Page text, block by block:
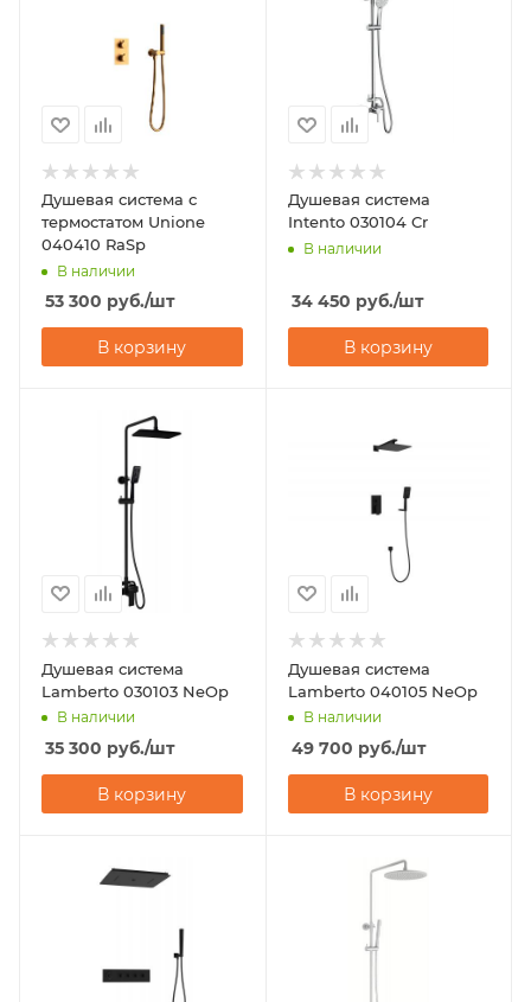
Душевая система с
термостатом Unione
040410 RaSp
В наличии
53 300 руб./шт
В корзину
Душевая система
Intento 030104 Cr
В наличии
34 450 руб./шт
В корзину
Душевая система
Lamberto 030103 NeOp
В наличии
35 300 руб./шт
В корзину
Душевая система
Lamberto 040105 NeOp
В наличии
49 700 руб./шт
В корзину